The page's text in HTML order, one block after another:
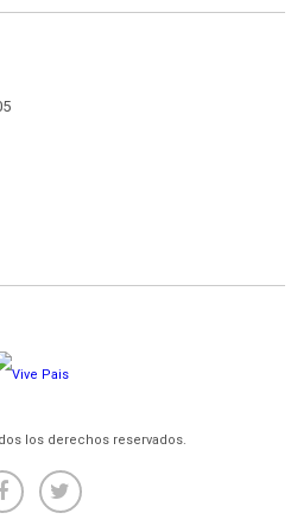
los derechos reservados.